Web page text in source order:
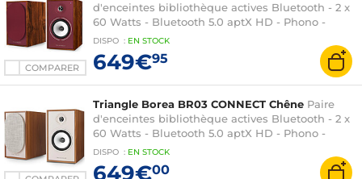
COMPARER
d'enceintes bibliothèque actives Bluetooth - 2 x
60 Watts - Bluetooth 5.0 aptX HD - Phono -
HDMI ARC - Optique / Coaxial - USB-B - Sortie
DISPO : EN STOCK
649€95
Triangle Borea BR03 CONNECT Chêne Paire
d'enceintes bibliothèque actives Bluetooth - 2 x
60 Watts - Bluetooth 5.0 aptX HD - Phono -
HDMI ARC - Optique / Coaxial - USB-B - Sortie
DISPO : EN STOCK
649€00